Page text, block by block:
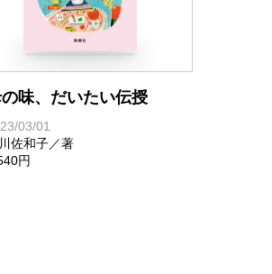
どくさいでしょ、私は別に食べた
んだ。
著者は三年前に結婚され、支度
うだ。食にうるさかった直言居士
ながらもその率直さを愛した文が
味、だいたい伝授
03/01
佐和子／著
円